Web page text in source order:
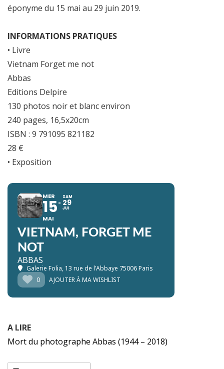
éponyme du 15 mai au 29 juin 2019.
INFORMATIONS PRATIQUES
• Livre
Vietnam Forget me not
Abbas
Editions Delpire
130 photos noir et blanc environ
240 pages, 16,5x20cm
ISBN : 9 791095 821182
28 €
• Exposition
MER
15
MAI
SAM
29
JUI
VIETNAM, FORGET ME
NOT
ABBAS
Galerie Folia, 13 rue de l'Abbaye 75006 Paris
0
AJOUTER À MA WISHLIST
A LIRE
Mort du photographe Abbas (1944 – 2018)